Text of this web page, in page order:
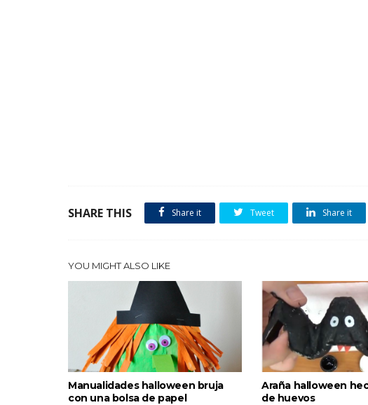
SHARE THIS Share it Tweet Share it
YOU MIGHT ALSO LIKE
Manualidades halloween bruja
con una bolsa de papel
Araña halloween
de huevos